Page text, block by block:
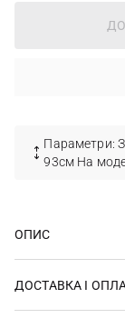
Параметри:
93см На
ОПИС
ДОСТАВКА І